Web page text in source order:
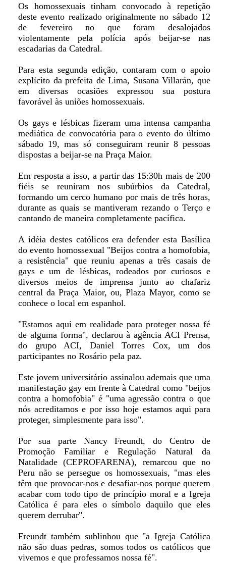
Os homossexuais tinham convocado à repetição
deste evento realizado originalmente no sábado 12
de fevereiro no que foram desalojados
violentamente pela polícia após beijar-se nas
escadarias da Catedral.
Para esta segunda edição, contaram com o apoio
explícito da prefeita de Lima, Susana Villarán, que
em diversas ocasiões expressou sua postura
favorável às uniões homossexuais.
Os gays e lésbicas fizeram uma intensa campanha
mediática de convocatória para o evento do último
sábado 19, mas só conseguiram reunir 8 pessoas
dispostas a beijar-se na Praça Maior.
Em resposta a isso, a partir das 15:30h mais de 200
fiéis se reuniram nos subúrbios da Catedral,
formando um cerco humano por mais de três horas,
durante as quais se mantiveram rezando o Terço e
cantando de maneira completamente pacífica.
A idéia destes católicos era defender esta Basílica
do evento homossexual "Beijos contra a homofobia,
a resistência" que reuniu apenas a três casais de
gays e um de lésbicas, rodeados por curiosos e
diversos meios de imprensa junto ao chafariz
central da Praça Maior, ou, Plaza Mayor, como se
conhece o local em espanhol.
"Estamos aqui em realidade para proteger nossa fé
de alguma forma", declarou à agência ACI Prensa,
do grupo ACI, Daniel Torres Cox, um dos
participantes no Rosário pela paz.
Este jovem universitário assinalou ademais que uma
manifestação gay em frente à Catedral como "beijos
contra a homofobia" é "uma agressão contra o que
nós acreditamos e por isso hoje estamos aqui para
proteger, simplesmente para isso".
Por sua parte Nancy Freundt, do Centro de
Promoção Familiar e Regulação Natural da
Natalidade (CEPROFARENA), remarcou que no
Peru não se persegue os homossexuais, "mas eles
têm que provocar-nos e desafiar-nos porque querem
acabar com todo tipo de princípio moral e a Igreja
Católica é para eles o símbolo daquilo que eles
querem derrubar".
Freundt também sublinhou que "a Igreja Católica
não são duas pedras, somos todos os católicos que
vivemos e que professamos nossa fé".